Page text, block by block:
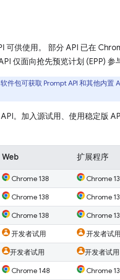
可供使用。 部分 API 已在
仅面向抢先预览计划 (EPP) 参
件包可获取 Prompt API 和其他内置
。加入源试用、使用稳定版
Web 扩展程序
Chrome 138 Chrome
Chrome 138 Chrome
Chrome 138 Chrome
开发者试用 开发者试用
开发者试用 开发者试用
Chrome 148 Chrome